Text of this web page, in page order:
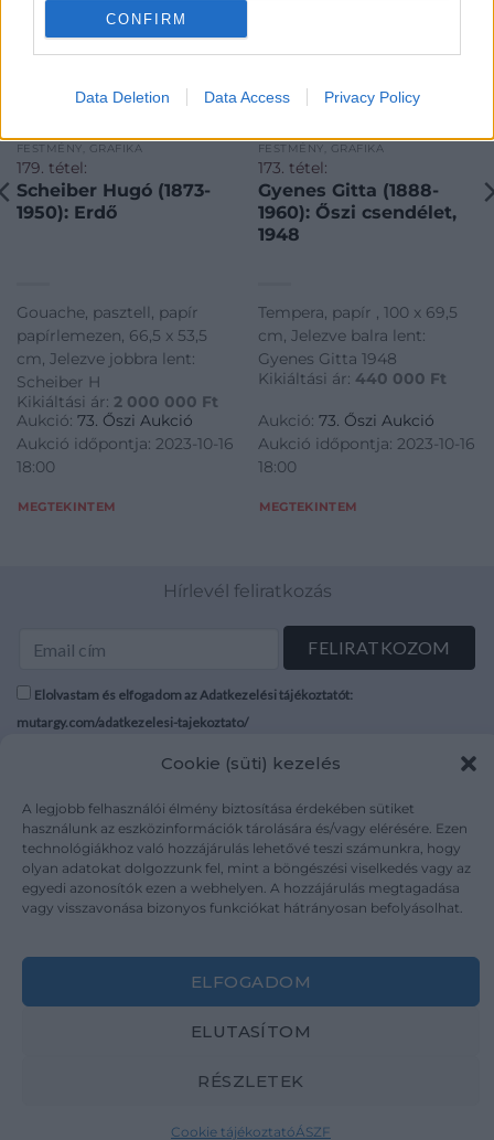
CONFIRM
Data Deletion Data Access Privacy Policy
Cookie (süti) kezelés
A legjobb felhasználói élmény biztosítása érdekében sütiket
használunk az eszközinformációk tárolására és/vagy elérésére. Ezen
technológiákhoz való hozzájárulás lehetővé teszi számunkra, hogy
olyan adatokat dolgozzunk fel, mint a böngészési viselkedés vagy az
egyedi azonosítók ezen a webhelyen. A hozzájárulás megtagadása
vagy visszavonása bizonyos funkciókat hátrányosan befolyásolhat.
ELFOGADOM
ELUTASÍTOM
RÉSZLETEK
Cookie tájékoztatóÁSZF
FESTMÉNY, GRAFIKA
179. tétel:
Scheiber Hugó (1873-
1950): Erdő
Gouache, pasztell, papír
papírlemezen, 66,5 x 53,5
cm, Jelezve jobbra lent:
Scheiber H
Kikiáltási ár: 2 000 000 Ft
Aukció: 73. Őszi Aukció
Aukció időpontja: 2023-10-16
18:00
MEGTEKINTEM
FESTMÉNY, GRAFIKA
173. tétel:
Gyenes Gitta (1888-
1960): Őszi csendélet,
1948
Tempera, papír , 100 x 69,5
cm, Jelezve balra lent:
Gyenes Gitta 1948
Kikiáltási ár: 440 000 Ft
Aukció: 73. Őszi Aukció
Aukció időpontja: 2023-10-16
18:00
MEGTEKINTEM
Hírlevél feliratkozás
Elolvastam és elfogadom az Adatkezelési tájékoztatót:
mutargy.com/adatkezelesi-tajekoztato/
Médiaajánlat
Karrier
Kapcsolat
Áraink
ÁSZF
Adatvédelem
Impresszum